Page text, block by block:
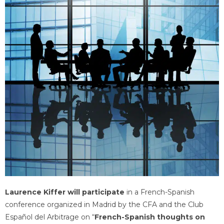
Laurence Kiffer will participate in a French-Spanish
conference organized in Madrid by the CFA and the Club
Español del Arbitrage on “French-Spanish thoughts on